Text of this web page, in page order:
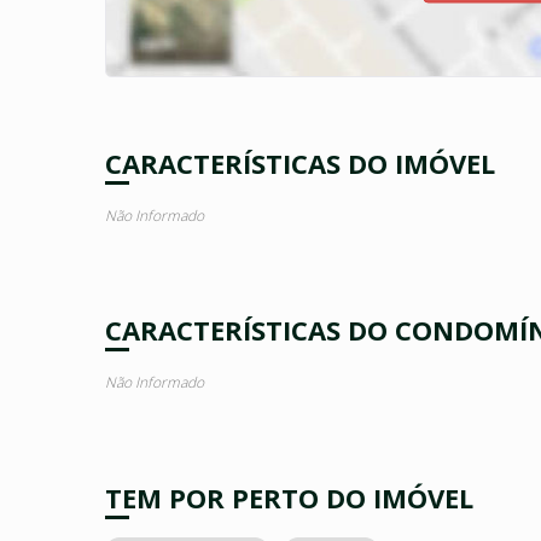
CARACTERÍSTICAS DO IMÓVEL
Não Informado
CARACTERÍSTICAS DO
Não Informado
TEM POR PERTO DO IMÓVEL